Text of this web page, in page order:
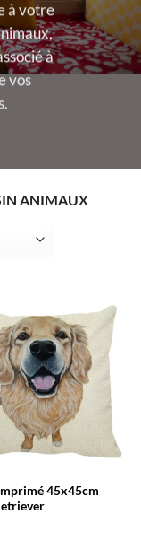
à votre
à
vos
ANIMAUX
45x45cm